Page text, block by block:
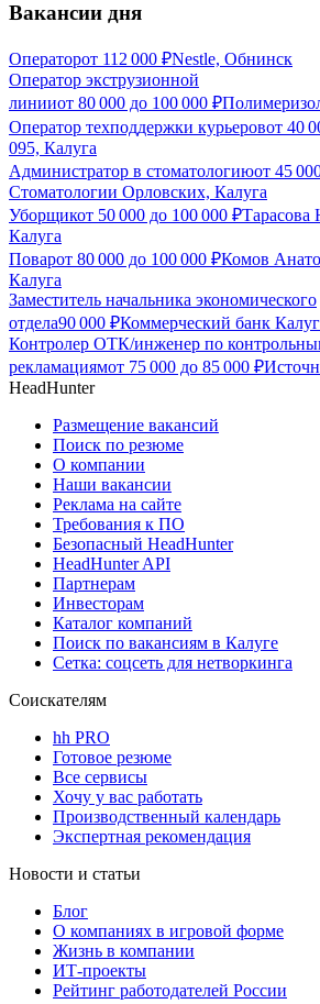
Вакансии дня
Операторот 112 000 ₽Nestle, Обнинск
Оператор экструзионной
линииот 80 000 до 100 000 ₽
Оператор техподдержки курьеровот 40
095, Калуга
Администратор в стоматологиюот 45
Стоматологии Орловских, Калуга
Уборщикот 50 000 до 100 000 ₽Тарасова
Калуга
Поварот 80 000 до 100 000 ₽Комов
Калуга
Заместитель начальника экономического
отдела90 000 ₽Коммерческий банк
Контролер ОТК/инженер по
рекламациямот 75 000 до 85 000 ₽
HeadHunter
Размещение вакансий
Поиск по резюме
О компании
Наши вакансии
Реклама на сайте
Требования к ПО
Безопасный HeadHunter
HeadHunter API
Партнерам
Инвесторам
Каталог компаний
Поиск по вакансиям в Калуге
Сетка: соцсеть для нетворкинга
Соискателям
hh PRO
Готовое резюме
Все сервисы
Хочу у вас работать
Производственный календарь
Экспертная рекомендация
Новости и статьи
Блог
О компаниях в игровой форме
Жизнь в компании
ИТ-проекты
Рейтинг работодателей России